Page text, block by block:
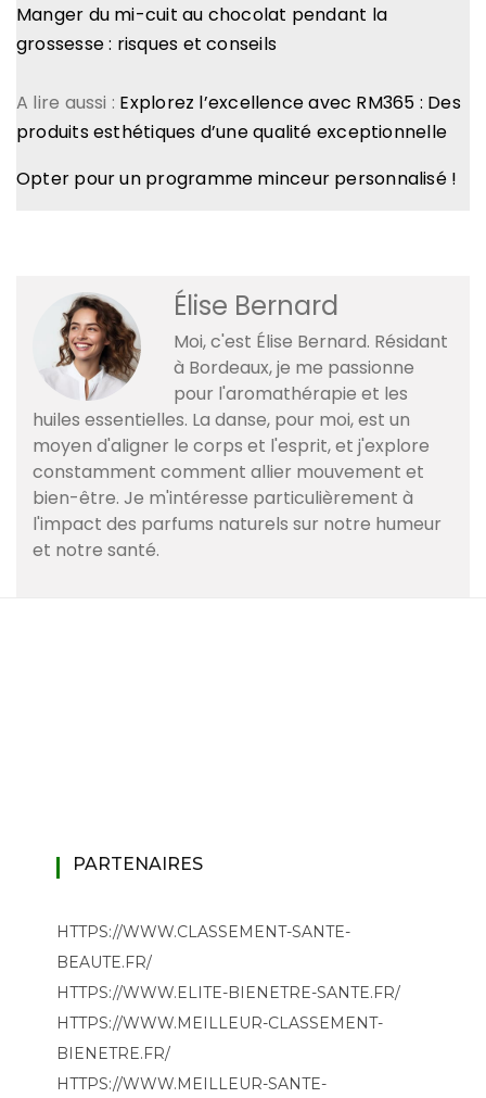
Manger du mi-cuit au chocolat pendant la
grossesse : risques et conseils
A lire aussi : Explorez l’excellence avec RM365 : Des
produits esthétiques d’une qualité exceptionnelle
Opter pour un programme minceur personnalisé !
Élise Bernard
Moi, c'est Élise Bernard. Résidant
à Bordeaux, je me passionne
pour l'aromathérapie et les
huiles essentielles. La danse, pour moi, est un
moyen d'aligner le corps et l'esprit, et j'explore
constamment comment allier mouvement et
bien-être. Je m'intéresse particulièrement à
l'impact des parfums naturels sur notre humeur
et notre santé.
PARTENAIRES
HTTPS://WWW.CLASSEMENT-SANTE-
BEAUTE.FR/
HTTPS://WWW.ELITE-BIENETRE-SANTE.FR/
HTTPS://WWW.MEILLEUR-CLASSEMENT-
BIENETRE.FR/
HTTPS://WWW.MEILLEUR-SANTE-